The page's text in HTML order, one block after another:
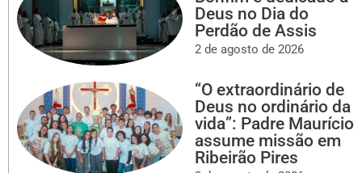
Deus no Dia do
Perdão de Assis
2 de agosto de 2026
“O extraordinário de
Deus no ordinário da
vida”: Padre Maurício
assume missão em
Ribeirão Pires